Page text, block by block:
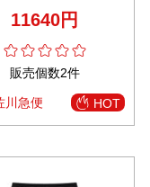
評価
11640円
販売個数2件
川急便 HOT